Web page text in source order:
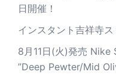
日開催！
インスタント吉祥寺ス
8月11日(火)発売
”Deep Pewter/Mid